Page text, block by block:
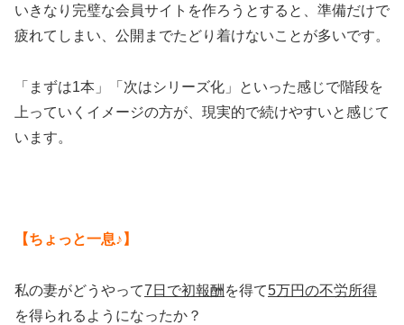
いきなり完璧な会員サイトを作ろうとすると、準備だけで
疲れてしまい、公開までたどり着けないことが多いです。
「まずは1本」「次はシリーズ化」といった感じで階段を
上っていくイメージの方が、現実的で続けやすいと感じて
います。
【ちょっと一息♪】
私の妻がどうやって7日で初報酬 を得て5万円の不労所得
を得られるようになったか？